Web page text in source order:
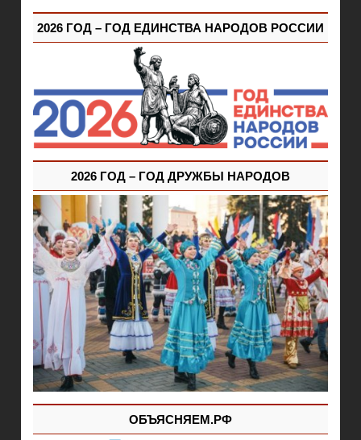
2026 ГОД – ГОД ЕДИНСТВА НАРОДОВ РОССИИ
2026 ГОД – ГОД ДРУЖБЫ НАРОДОВ
ОБЪЯСНЯЕМ.РФ